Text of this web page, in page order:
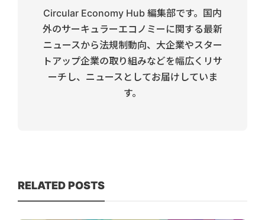
Circular Economy Hub 編集部です。国内
外のサーキュラーエコノミーに関する最新
ニュースから法規制動向、大企業やスター
トアップ企業の取り組みなどを幅広くリサ
ーチし、ニュースとしてお届けしていま
す。
RELATED POSTS